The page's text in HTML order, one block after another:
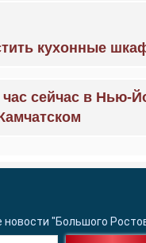
кухонные
сейчас в Нью-
"Большого